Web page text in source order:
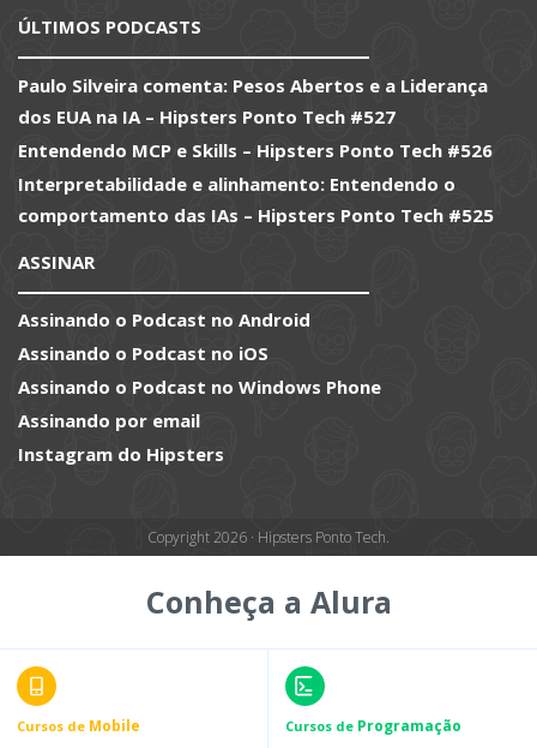
ÚLTIMOS PODCASTS
Paulo Silveira comenta: Pesos Abertos e a Liderança
dos EUA na IA – Hipsters Ponto Tech #527
Entendendo MCP e Skills – Hipsters Ponto Tech #526
Interpretabilidade e alinhamento: Entendendo o
comportamento das IAs – Hipsters Ponto Tech #525
ASSINAR
Assinando o Podcast no Android
Assinando o Podcast no iOS
Assinando o Podcast no Windows Phone
Assinando por email
Instagram do Hipsters
Copyright 2026 · Hipsters Ponto Tech.
Conheça a Alura
Cursos de Mobile Cursos de Programação